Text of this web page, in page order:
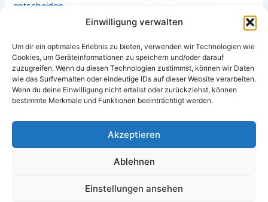
Einwilligung verwalten
Um dir ein optimales Erlebnis zu bieten, verwenden wir Technologien wie
Cookies, um Geräteinformationen zu speichern und/oder darauf
zuzugreifen. Wenn du diesen Technologien zustimmst, können wir Daten
wie das Surfverhalten oder eindeutige IDs auf dieser Website verarbeiten.
Wenn du deine Einwilligung nicht erteilst oder zurückziehst, können
bestimmte Merkmale und Funktionen beeinträchtigt werden.
Akzeptieren
Ablehnen
Einstellungen ansehen
entscheiden
Haushaltsversicherung in Österreich: Welche Leistungen im
Notfallfonds aufbauen in Österreich: Warum finanzielle
Reserven mehr als nur Sparen sind
Copyright © 2026 vergleichen.co.at | Alle Rechte vorhanden
Datenschutzerklärung
Cookie-Richtlinie (EU)